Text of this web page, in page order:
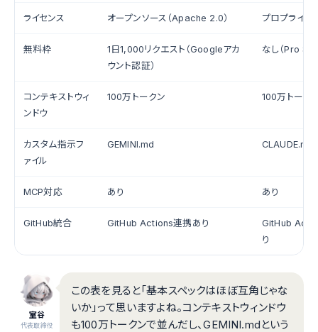
ライセンス オープンソース（Apache 2.0） プロプライエ
無料枠
1日1,000リクエスト（Googleアカ
ウント認証）
なし（Pro
コンテキストウィ
ンドウ
100万トークン 100万トーク
カスタム指示フ
ァイル
GEMINI.md CLAUDE.md
MCP対応 あり あり
GitHub統合 GitHub Actions連携あり
GitHub
り
室谷
代表取締役
この表を見ると「基本スペックはほぼ互角じゃな
いか」って思いますよね。コンテキストウィンドウ
も100万トークンで並んだし、GEMINI.mdという